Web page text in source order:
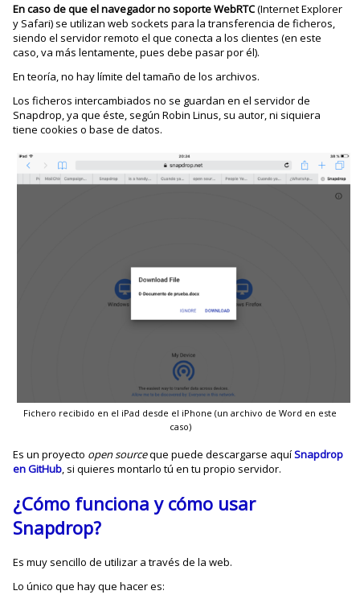
En caso de que el navegador no soporte WebRTC(Internet Explorer
y Safari) se utilizan web sockets para la transferencia de ficheros,
siendo el servidor remoto el que conecta a los clientes (en este
caso, va más lentamente, pues debe pasar por él).
En teoría, no hay límite del tamaño de los archivos.
Los ficheros intercambiados no se guardan en el servidor de
Snapdrop, ya que éste, según Robin Linus, su autor, ni siquiera
tiene cookies o base de datos.
Fichero recibido en el iPad desde el iPhone (un archivo de Word en este
caso)
Es un proyecto open sourceque puede descargarse aquíSnapdrop
en GitHub, si quieres montarlo tú en tu propio servidor.
¿Cómo funciona y cómo usar
Snapdrop?
Es muy sencillo de utilizar a través de la web.
Lo único que hay que hacer es: